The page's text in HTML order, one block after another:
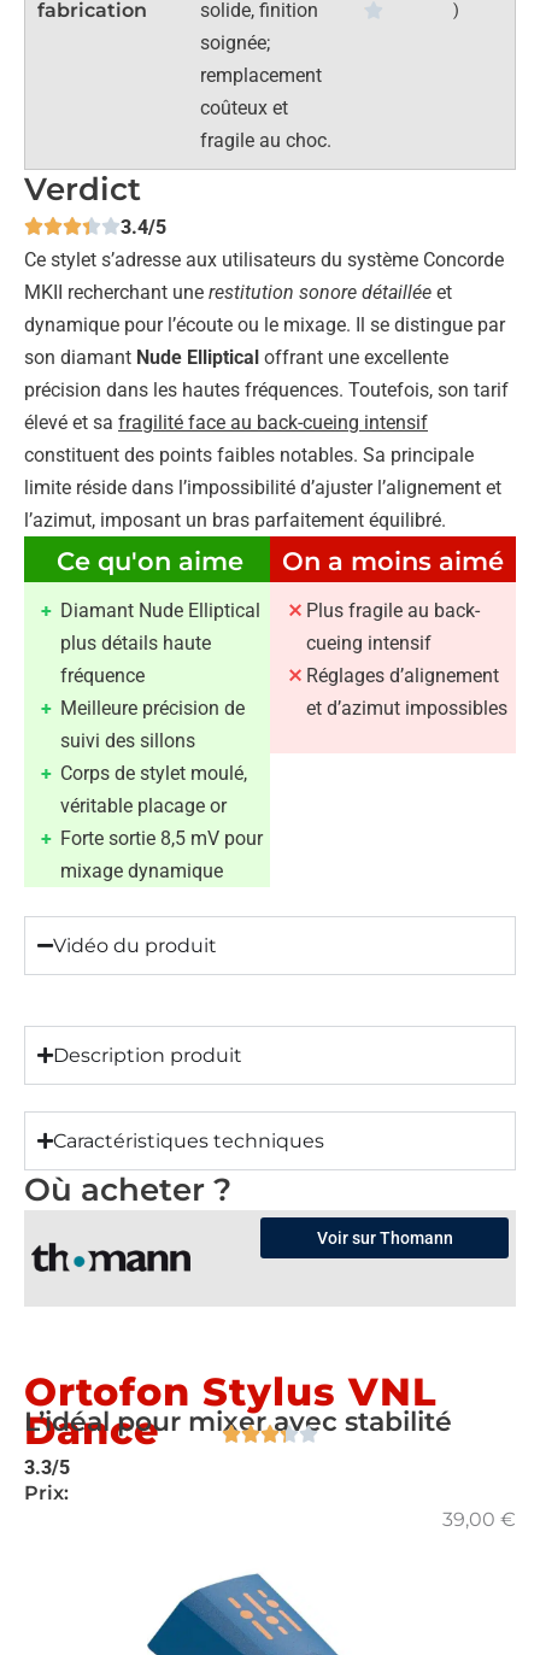
fabrication
solide, finition
soignée;
remplacement
coûteux et
fragile au choc.
)
Verdict
3.4/5
Ce stylet s’adresse aux utilisateurs du système Concorde
MKII recherchant une restitution sonore détaillée et
dynamique pour l’écoute ou le mixage. Il se distingue par
son diamant Nude Elliptical offrant une excellente
précision dans les hautes fréquences. Toutefois, son tarif
élevé et sa fragilité face au back-cueing intensif
constituent des points faibles notables. Sa principale
limite réside dans l’impossibilité d’ajuster l’alignement et
l’azimut, imposant un bras parfaitement équilibré.
Ce qu'on aime
Diamant Nude Elliptical
plus détails haute
fréquence
Meilleure précision de
suivi des sillons
Corps de stylet moulé,
véritable placage or
Forte sortie 8,5 mV pour
mixage dynamique
On a moins aimé
Plus fragile au back-
cueing intensif
Réglages d’alignement
et d’azimut impossibles
Vidéo du produit
Description produit
Caractéristiques techniques
Où acheter ?
Voir sur Thomann
Ortofon Stylus VNL
Dance
L’idéal pour mixer avec stabilité
3.3/5
Prix:
39,00 €